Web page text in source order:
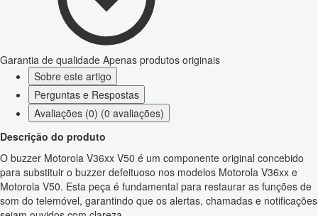
Garantia de qualidade Apenas produtos originais
Sobre este artigo
Perguntas e Respostas
Avaliações (0) (0 avaliações)
Descrição do produto
O buzzer Motorola V36xx V50 é um componente original concebido
para substituir o buzzer defeituoso nos modelos Motorola V36xx e
Motorola V50. Esta peça é fundamental para restaurar as funções de
som do telemóvel, garantindo que os alertas, chamadas e notificações